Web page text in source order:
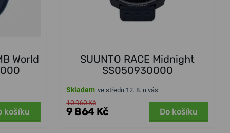
World
košíku
SUUNTO RACE Midnight
SS050930000
Skladem ve středu 12. 8. u vás
10 960 Kč
9 864 Kč Do košíku